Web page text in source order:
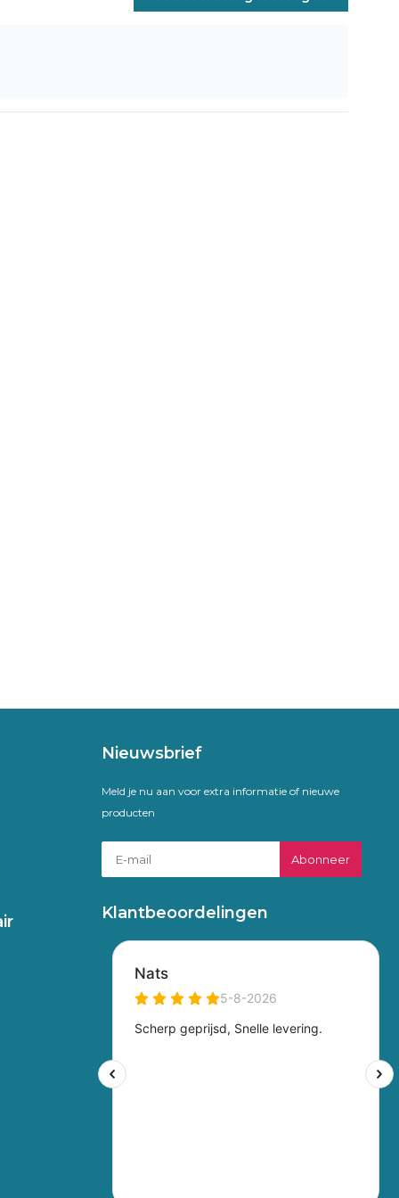
Nieuwsbrief
Meld je nu aan voor extra informatie of nieuwe
producten
Abonneer
Klantbeoordelingen